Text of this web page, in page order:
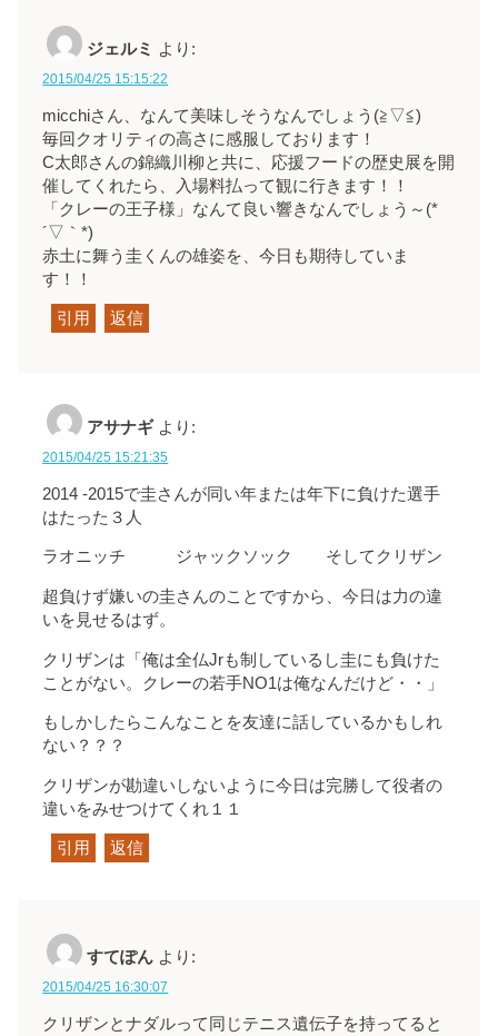
ジェルミ より:
2015/04/25 15:15:22
micchiさん、なんて美味しそうなんでしょう(≧▽≦)
毎回クオリティの高さに感服しております！
C太郎さんの錦織川柳と共に、応援フードの歴史展を開
催してくれたら、入場料払って観に行きます！！
「クレーの王子様」なんて良い響きなんでしょう～(*
´▽｀*)
赤土に舞う圭くんの雄姿を、今日も期待していま
す！！
引用 返信
アサナギ より:
2015/04/25 15:21:35
2014 -2015で圭さんが同い年または年下に負けた選手
はたった３人
ラオニッチ ジャックソック そしてクリザン
超負けず嫌いの圭さんのことですから、今日は力の違
いを見せるはず。
クリザンは「俺は全仏Jrも制しているし圭にも負けた
ことがない。クレーの若手NO1は俺なんだけど・・」
もしかしたらこんなことを友達に話しているかもしれ
ない？？？
クリザンが勘違いしないように今日は完勝して役者の
違いをみせつけてくれ１１
引用 返信
すてぽん より:
2015/04/25 16:30:07
クリザンとナダルって同じテニス遺伝子を持ってると